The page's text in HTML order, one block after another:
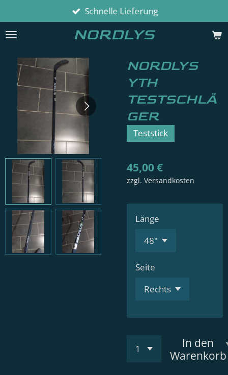
Hauptinhalt
springen
NORDLYS
Schnelle Lieferung
NORDLYS
YTH
TESTSCHLÄ
GER
Teststick
45,00 €
zzgl. Versandkosten
Länge
Seite
In den
Warenkorb